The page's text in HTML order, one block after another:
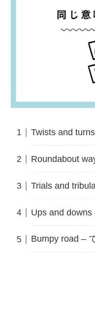
Twists and
Roundabout
Trials and
Ups and downs
Bumpy road –